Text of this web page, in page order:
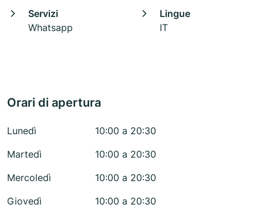
Servizi
Whatsapp
Lingue
IT
Orari di apertura
Lunedì
10:00 a 20:30
Martedì
10:00 a 20:30
Mercoledì
10:00 a 20:30
Giovedì
10:00 a 20:30